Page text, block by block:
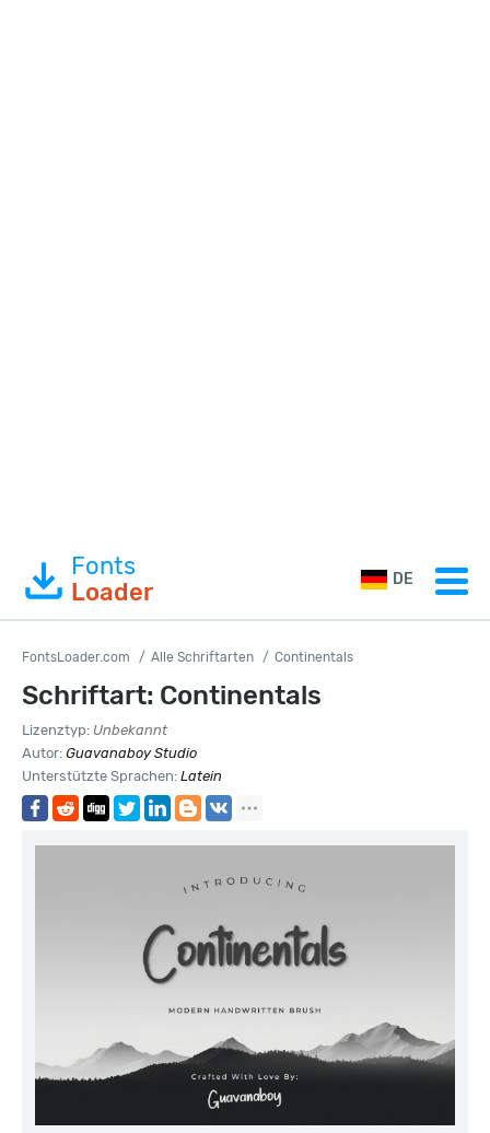
Fonts
Loader
DE
FontsLoader.com Alle Schriftarten Continentals
Schriftart: Continentals
Lizenztyp: Unbekannt
Autor: Guavanaboy Studio
Unterstützte Sprachen: Latein